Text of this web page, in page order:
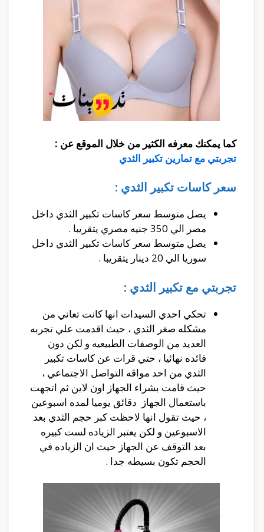
كما يمكنك معرفه الكثير من خلال الموقع عن :
تجربتي مع تمارين تكبير الثدي
سعر كاسات تكبير الثدي :
يصل متوسط سعر كاسات تكبير الثدي داخل
مصر الي 350 جنيه مصري يتقريبا .
يصل متوسط سعر كاسات تكبير الثدي داخل
سوريا الي 20 دينار يتقريبا .
تجربتي مع تكبير الثدي :
تحكي احدي السيدات انها كانت تعاني من
مشكله صغر الثدي ، حيث اقدمت علي تجربه
العديد من الوصفات الطبيعيه و لكن دون
فائده نهائيا ، حتي قرات عن كاسات تكبير
الثدي من احد مواقه التواصل الاجتماعي ،
حيث قامت بشراء الجهاز اون لاين ثم اتجهت
باستعمال الجهاز دقائق يوميا لمده اسبوعين
، حيث تقول انها لاحظت كبر حجم الثدي بعد
الاسبوعين و لكن يعتبر الزياده لست كبيره
بعد التوقف عن الجهاز حيث ان الزياده في
الحجم تكون بسيطه جدا .